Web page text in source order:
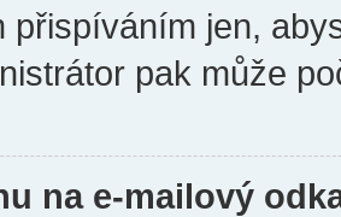
přispíváním jen,
pak může
na e-mailový